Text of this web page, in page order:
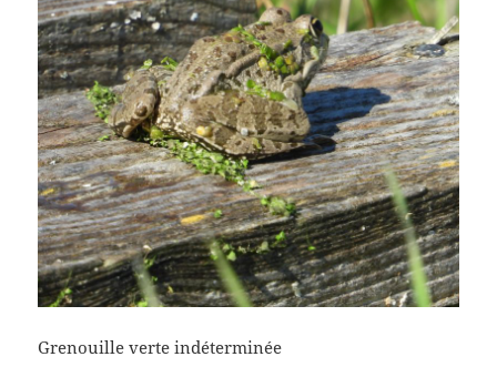
Grenouille verte indéterminée